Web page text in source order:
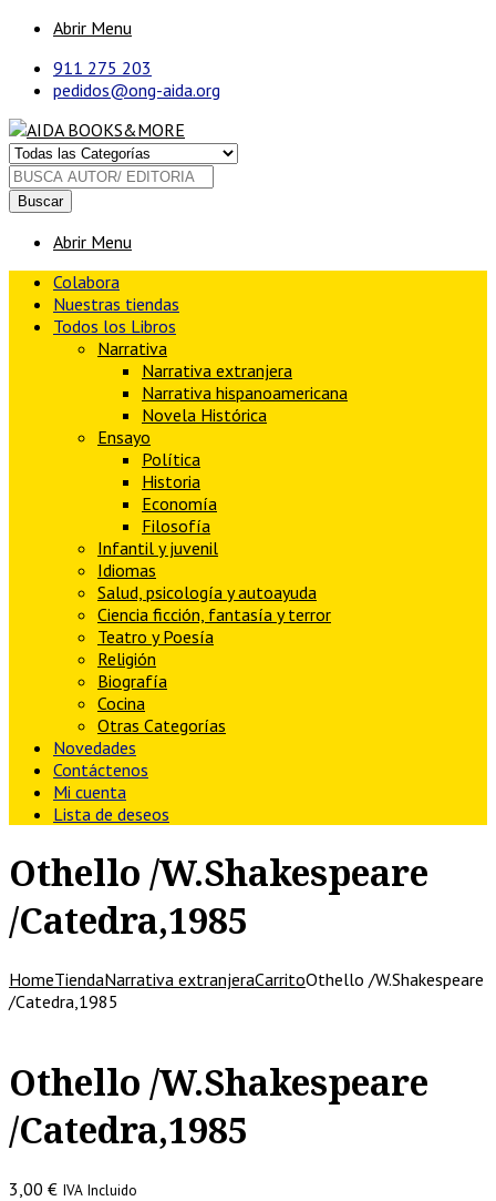
Abrir Menu
911 275 203
pedidos@ong-aida.org
Buscar
Abrir Menu
Colabora
Nuestras tiendas
Todos los Libros
Narrativa
Narrativa extranjera
Narrativa hispanoamericana
Novela Histórica
Ensayo
Política
Historia
Economía
Filosofía
Infantil y juvenil
Idiomas
Salud, psicología y autoayuda
Ciencia ficción, fantasía y terror
Teatro y Poesía
Religión
Biografía
Cocina
Otras Categorías
Novedades
Contáctenos
Mi cuenta
Lista de deseos
Othello /W.Shakespeare
/Catedra,1985
HomeTiendaNarrativa extranjeraCarritoOthello /W.Shakespeare
/Catedra,1985
Othello /W.Shakespeare
/Catedra,1985
3,00 € IVA Incluido